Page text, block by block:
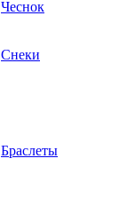
Чеснок
Снеки
Браслеты